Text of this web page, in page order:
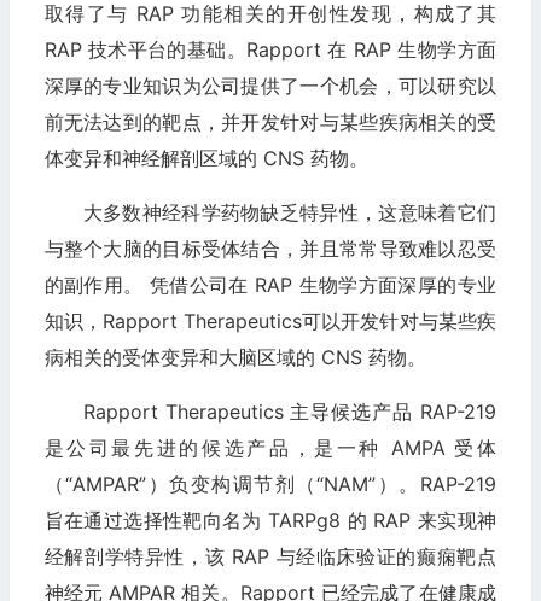
取得了与 RAP 功能相关的开创性发现，构成了其
RAP 技术平台的基础。Rapport 在 RAP 生物学方面
深厚的专业知识为公司提供了一个机会，可以研究以
前无法达到的靶点，并开发针对与某些疾病相关的受
体变异和神经解剖区域的 CNS 药物。
大多数神经科学药物缺乏特异性，这意味着它们
与整个大脑的目标受体结合，并且常常导致难以忍受
的副作用。 凭借公司在 RAP 生物学方面深厚的专业
知识，Rapport Therapeutics可以开发针对与某些疾
病相关的受体变异和大脑区域的 CNS 药物。
Rapport Therapeutics 主导候选产品 RAP-219
是公司最先进的候选产品，是一种 AMPA 受体
（“AMPAR”）负变构调节剂（“NAM”）。RAP-219
旨在通过选择性靶向名为 TARPg8 的 RAP 来实现神
经解剖学特异性，该 RAP 与经临床验证的癫痫靶点
神经元 AMPAR 相关。Rapport 已经完成了在健康成